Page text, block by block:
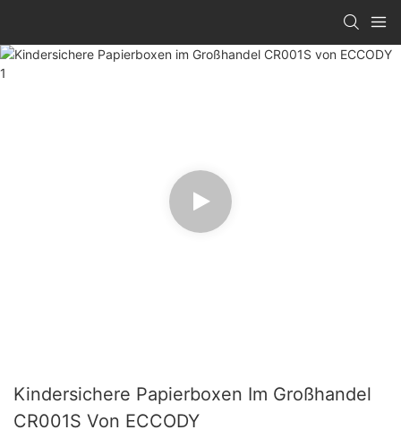
Kindersichere Papierboxen Im Großhandel
CR001S Von ECCODY